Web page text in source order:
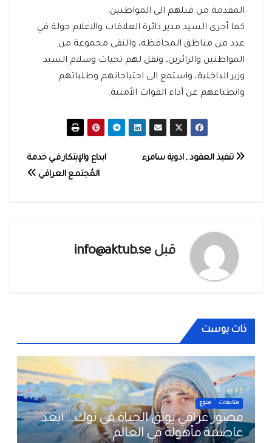
المقدمة من قبلهم الى المواطنين.
كما أجرى السيد مدير دائرة العلاقات والاعلام جولة في
عدد من مناطق المحافظة، والتقى مجموعة من
المواطنين والزائرين، ونقل لهم تحيات وسلام السيد
وزير الداخلية، واستمع الى احتياجاتهم وطلباتهم
وانطباعهم عن أداء القوات الأمنية.
تصفّح
ابداع والإبتكـار فـي خدمـة
المُجتمـع العراقي
تنفيذ العقود , ادوية سامرء
قبلinfo@aktub.se
ذات بوست
متابعات منوع
مصور عراقي يوثق الحياة في نوك… أبعد
عاصمة مأهولة في العالم